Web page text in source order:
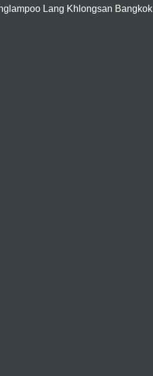
Lang Khlongsan Bangkok